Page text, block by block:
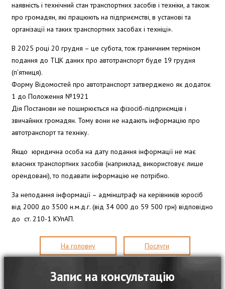
наявність і технічний стан транспортних засобів і техніки, а також
про громадян, які працюють на підприємстві, в установі та
організації на таких транспортних засобах і техніці».
В 2025 році 20 грудня – це субота, тож граничним терміном
подання до ТЦК даних про автотранспорт буде 19 грудня
(п’ятниця).
Форму Відомостей про автотранспорт затверджено як додаток
1 до Положення №1921
Дія Постанови не поширюється на фізосіб-підприємців і
звичайних громадян. Тому вони не надають інформацію про
автотранспорт та техніку.
Якщо юридична особа на дату подання інформації не має
власних транспортних засобів (наприклад, використовує лише
орендовані), то подавати інформацію не потрібно.
За неподання інформації – адмінштраф на керівників юросіб
від 2000 до 3500 н.м.д.г. (від 34 000 до 59 500 грн) відповідно
до ст. 210-1 КУпАП.
На головну Послуги
Запис на консультацію